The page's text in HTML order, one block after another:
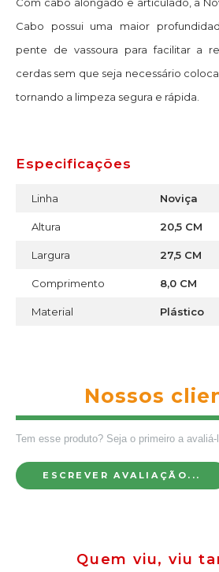
Com cabo alongado e articulado, a
Cabo possui uma maior
pente de vassoura para facilitar a
cerdas sem que seja necessário
tornando a limpeza segura e rápida.
Especificações
Linha Noviça
Altura 20,5 CM
Largura 27,5 CM
Comprimento 8,0 CM
Material Plástico
Nossos
Tem esse produto? Seja o primeiro a avaliá-
ESCREVER AVALIAÇÃO...
Quem viu, viu